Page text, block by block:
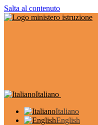
Salta al contenuto
Italiano
Italiano
English